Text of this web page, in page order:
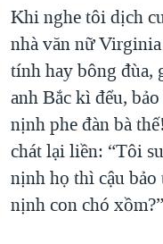
SỨC KHOẺ
VĂN HOÁ
THỂ THAO
GIÁO DỤC
NGÀY TỊ NẠN THẾ
TRỊNH VĨNH BÌNH -
GROUND ZERO –
CHI PHÍ CHIẾN
CÁC GIÁ TRỊ CỘNG
THƯỢNG ĐỈNH
TRỊNH VĨNH BÌNH
Ngôn ngữ khác
Khi nghe tôi dịch
nhà văn nữ
tính hay bông đùa,
anh Bắc kì đểu,
nịnh phe đàn bà
chát lại liền: “Tôi
nịnh họ thì cậu
nịnh con chó xồm?”